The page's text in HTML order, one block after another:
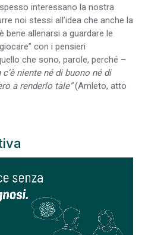
interessano la nostra
noi stessi all’idea che anche la
bene allenarsi a guardare le
con i pensieri
che sono, parole, perché –
c’è niente né di buono né di
a renderlo tale”(Amleto, atto